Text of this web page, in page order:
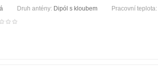
Druh antény: Dipól s kloubem Pracovní teplota: